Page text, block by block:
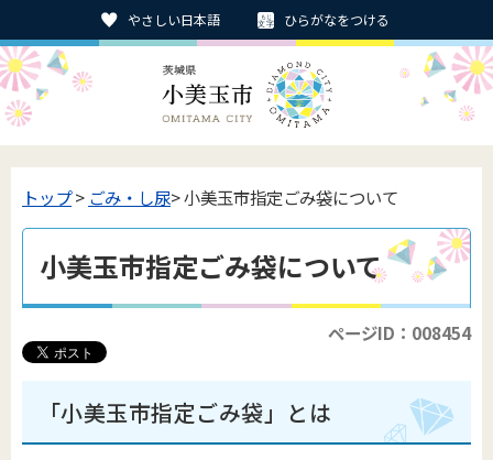
やさしい日本語 ひらがなをつける
トップ> ごみ・し尿> 小美玉市指定ごみ袋について
小美玉市指定ごみ袋について
ページID：008454
「小美玉市指定ごみ袋」とは